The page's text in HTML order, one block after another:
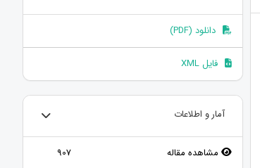
دانلود (PDF)
فایل XML
آمار و اطلاعات
مشاهده مقاله 907